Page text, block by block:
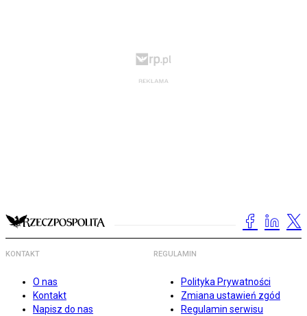
KONTAKT
O nas
Kontakt
Napisz do nas
REGULAMIN
Polityka Prywatności
Zmiana ustawień zgód
Regulamin serwisu